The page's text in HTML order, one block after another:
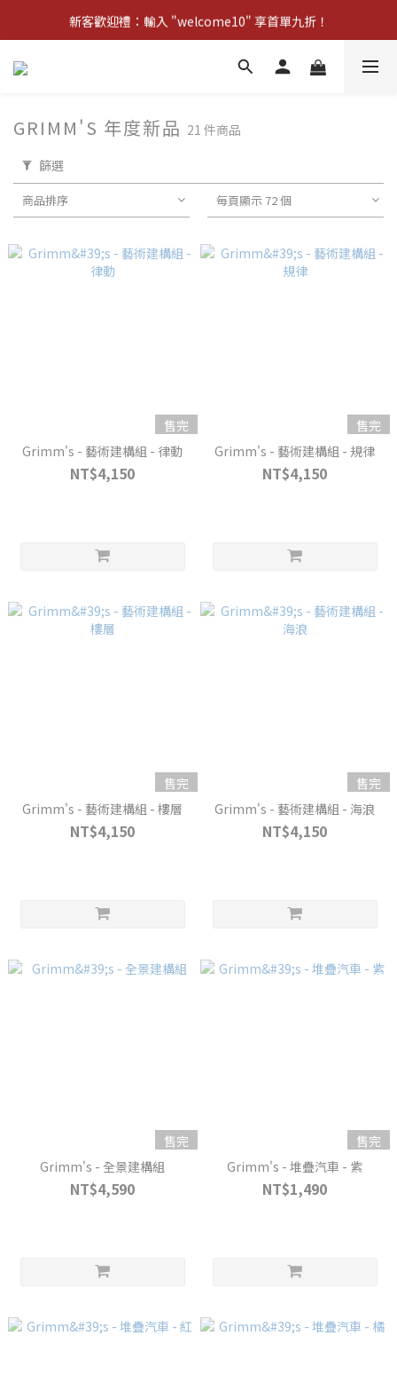
新客歡迎禮：輸入 "welcome10" 享首單九折！
新客歡迎禮：輸入 "welcome10" 享首單九折！
Pom d'Api 畢業特典 · 全品項買一送一
GRIMM'S 年度新品 21 件商品
篩選
商品排序 每頁顯示 72 個
售完
Grimm's - 藝術建構組 - 律動
NT$4,150
售完
Grimm's - 藝術建構組 - 規律
NT$4,150
售完
Grimm's - 藝術建構組 - 樓層
NT$4,150
售完
Grimm's - 藝術建構組 - 海浪
NT$4,150
售完
Grimm's - 全景建構組
NT$4,590
售完
Grimm's - 堆疊汽車 - 紫
NT$1,490